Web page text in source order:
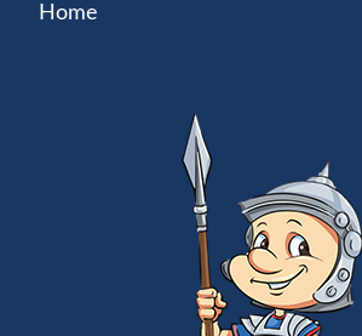
Home